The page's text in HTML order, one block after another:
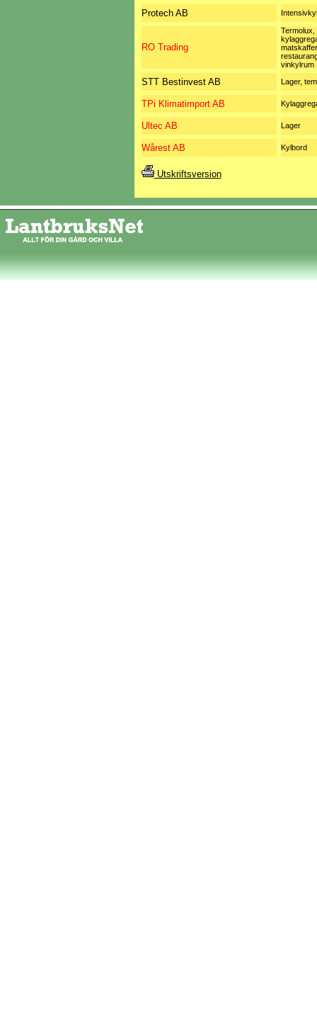
Protech AB Intensivkyl
RO Trading
Termolux,
vinkylrum
STT Bestinvest AB Lager,
TPi Klimatimport AB
Ultec AB Lager
Wårest AB Kylbord
Utskriftsversion